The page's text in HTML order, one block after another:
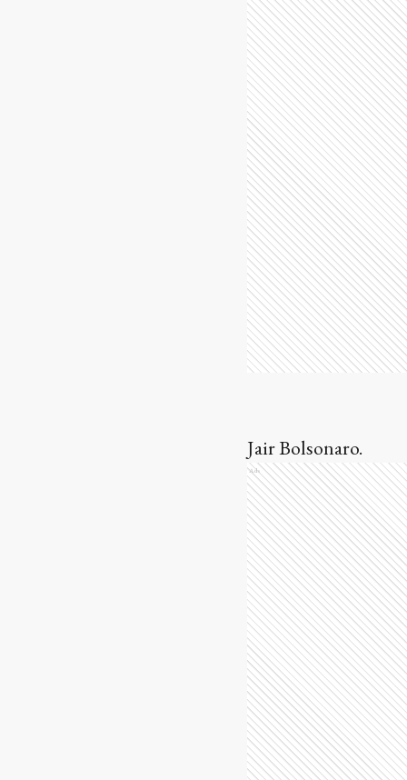
Jair Bolsonaro.
Ads